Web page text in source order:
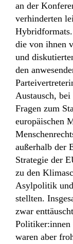
an der
verhinderten
die von ihnen
und
den
Austausch,
Fragen zum
europäischen
außerhalb der
Strategie der
zu den
Asylpolitik
stellten.
zwar
Politiker:innen
waren aber